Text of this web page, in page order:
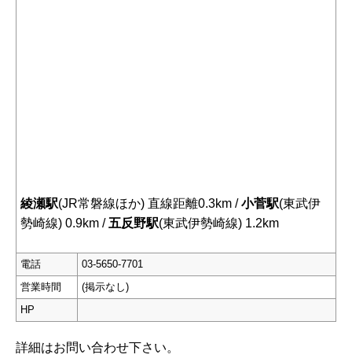
綾瀬駅(JR常磐線ほか) 直線距離0.3km /小菅駅(東武伊
勢崎線) 0.9km / 五反野駅(東武伊勢崎線) 1.2km
電話
03-5650-7701
営業時間
(掲示なし)
HP
詳細はお問い合わせ下さい。